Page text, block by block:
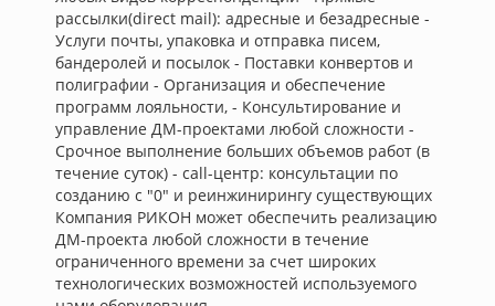
рассылки(direct mail): адресные и безадресные -
Услуги почты, упаковка и отправка писем,
бандеролей и посылок - Поставки конвертов и
полиграфии - Организация и обеспечение
программ лояльности, - Консультирование и
управление ДМ-проектами любой сложности -
Срочное выполнение больших объемов работ (в
течение суток) - call-центр: консультации по
созданию с "0" и реинжинирингу существующих
Компания РИКОН может обеспечить реализацию
ДМ-проекта любой сложности в течение
ограниченного времени за счет широких
технологических возможностей используемого